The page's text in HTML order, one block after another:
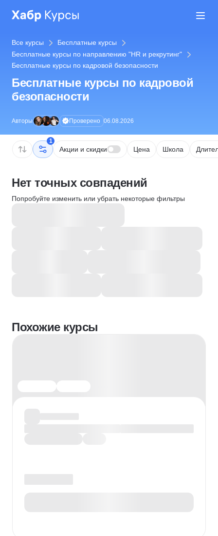
Все курсы
Бесплатные курсы
Бесплатные курсы по направлению "HR и рекрутинг"
Бесплатные курсы по кадровой безопасности
Бесплатные курсы по кадровой
безопасности
Авторы Проверено 06.08.2026
1
Акции и скидки Цена Школа
Нет точных совпадений
Попробуйте изменить или убрать некоторые фильтры
Похожие курсы